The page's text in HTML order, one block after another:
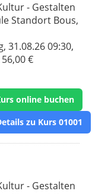
- Gestalten
Standort Bous,
31.08.26 09:30,
€
online buchen
zu Kurs 01001
- Gestalten